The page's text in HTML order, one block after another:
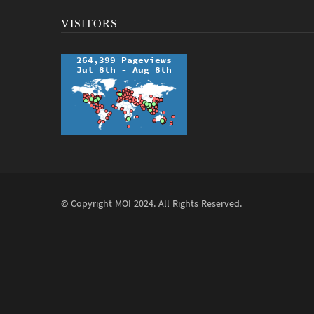
VISITORS
© Copyright MOI 2024. All Rights Reserved.